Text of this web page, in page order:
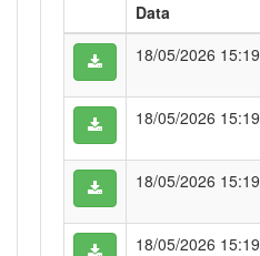
Data
18/05/2026 15:19
18/05/2026 15:19
18/05/2026 15:19
18/05/2026 15:19